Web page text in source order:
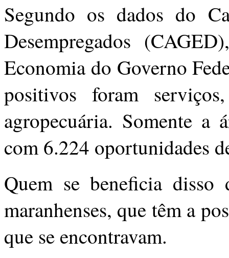
Segundo os dados do
Desempregados
Economia do Governo
positivos foram
agropecuária. Somente a
com 6.224 oportunidades
Quem se beneficia disso
maranhenses, que têm a
que se encontravam.